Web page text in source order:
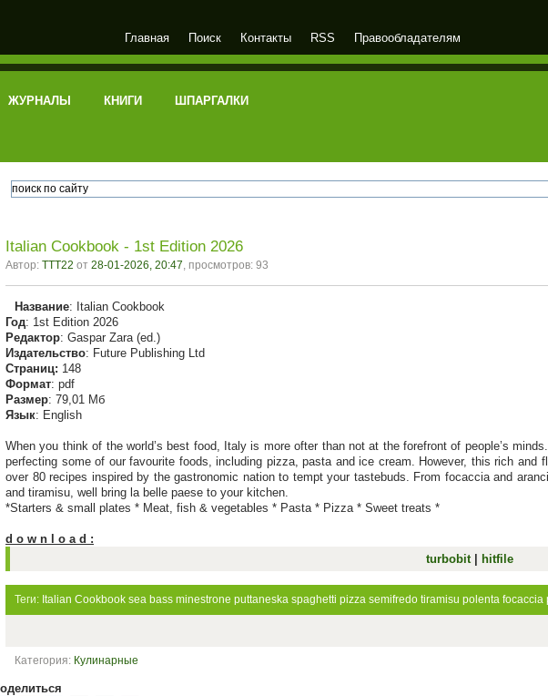
Главная Поиск Контакты RSS Правообладателям
ЖУРНАЛЫ КНИГИ ШПАРГАЛКИ
Italian Cookbook - 1st Edition 2026
Автор: TTT22 от 28-01-2026, 20:47, просмотров: 93
Название: Italian Cookbook
Год: 1st Edition 2026
Редактор: Gaspar Zara (ed.)
Издательство: Future Publishing Ltd
Cтраниц: 148
Формат: pdf
Размер: 79,01 Мб
Язык: English
When you think of the world’s best food, Italy is more ofter than not at the forefront of people’s
perfecting some of our favourite foods, including pizza, pasta and ice cream. However, this rich
over 80 recipes inspired by the gastronomic nation to tempt your tastebuds. From focaccia and
and tiramisu, well bring la belle paese to your kitchen.
*Starters & small plates * Meat, fish & vegetables * Pasta * Pizza * Sweet treats *
d o w n l o a d :
turbobit
hitfile
Теги: Italian Cookbook sea bass minestrone puttaneska spaghetti pizza semifredo tiramisu polenta focaccia
Категория: Кулинарные